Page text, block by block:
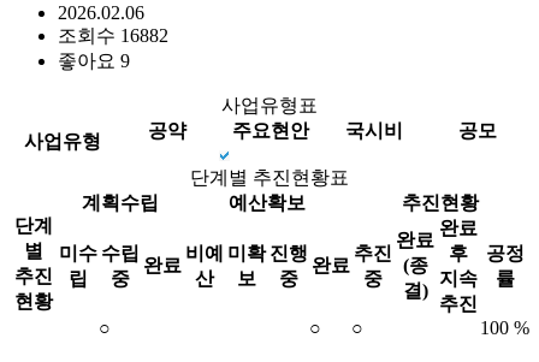
2026.02.06
조회수 16882
좋아요 9
사업유형표
사업유형
공약 주요현안 국시비 공모
단계별 추진현황표
단계
별
추진
현황
계획수립 예산확보 추진현황
미수
립
수립
중
완료
비예
산
미확
보
진행
중
완료
추진
중
완료
(종
결)
완료
후
지속
추진
공정
률
○ ○ ○ 100 %